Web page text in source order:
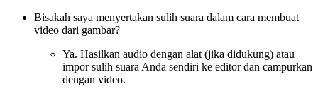
Bisakah saya menyertakan sulih suara dalam cara membuat
video dari gambar?
Ya. Hasilkan audio dengan alat (jika didukung) atau
impor sulih suara Anda sendiri ke editor dan campurkan
dengan video.